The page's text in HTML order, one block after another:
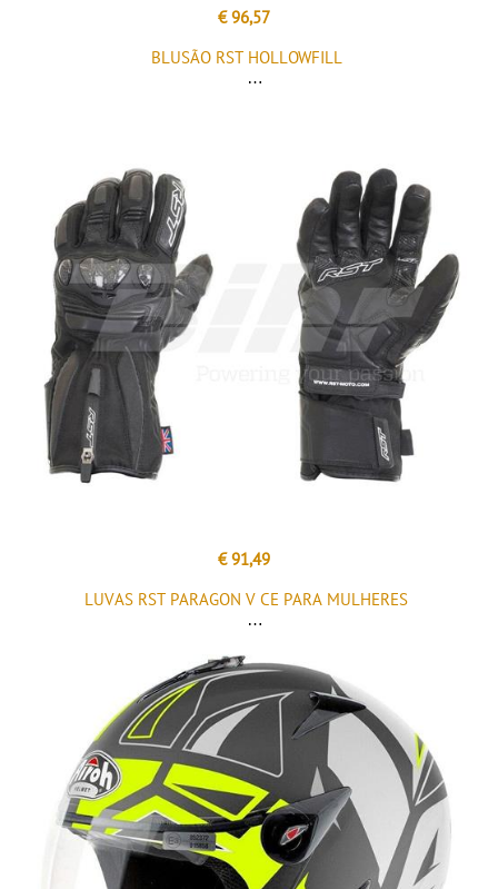
€ 96,57
BLUSÃO RST HOLLOWFILL
€ 91,49
LUVAS RST PARAGON V CE PARA MULHERES